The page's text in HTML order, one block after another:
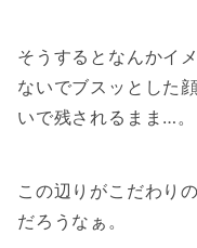
そうするとなんかイ
ないでブスッとした
いで残されるまま…。
この辺りがこだわり
だろうなぁ。